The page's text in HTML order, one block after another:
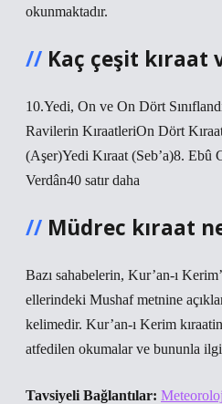
okunmaktadır.
Kaç çeşit kıraat
10.Yedi, On ve On Dört
Ravilerin KıraatleriOn Dört
(Aşer)Yedi Kıraat (Seb’a)8. Ebû
Verdân40 satır daha
Müdrec kıraat
Bazı sahabelerin, Kur’an-ı
ellerindeki Mushaf metnine
kelimedir. Kur’an-ı Kerim
atfedilen okumalar ve bununla
Tavsiyeli Bağlantılar: